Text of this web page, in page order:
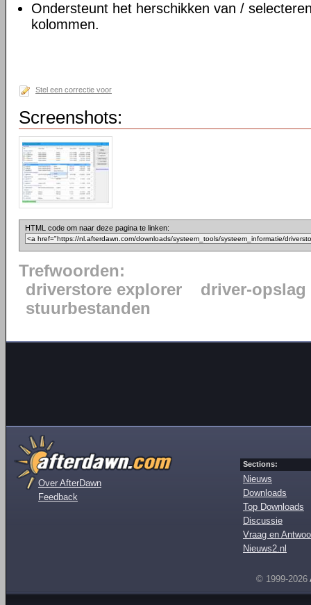
Ondersteunt het herschikken van /
kolommen.
Stel een correctie voor
Screenshots:
HTML code om naar deze pagina te linken:
Trefwoorden:
driverstore explorer
driver-opslag
stuurbestanden
Over AfterDawn
Feedback
Sections:
Nieuws
Downloads
Top Downloads
Discussie
Vraag en
Nieuws2.nl
© 1999-2026